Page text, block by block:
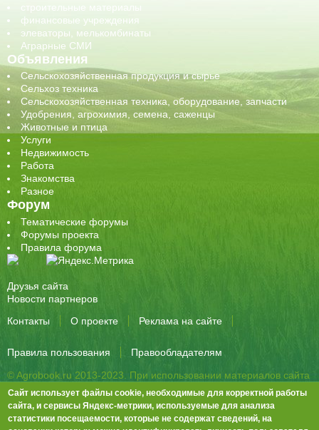
строительные материалы
финансовые учреждения
элеваторы, мелькомбинаты
Аграрные СМИ
Объявления
Сельскохозяйственная продукция и сырье
Сельхоз техника
Сельскохозяйственная техника, оборудование, запчасти
Удобрения, агрохимия, семена, саженцы
Животные и птица
Услуги
Недвижимость
Работа
Знакомства
Разное
Форум
Тематические форумы
Форумы проекта
Правила форума
Друзья сайта
Новости партнеров
Контакты
О проекте Реклама на сайте
Правила пользования
Правообладателям
© Agrobook.ru 2013-2023. При использовании материалов сайта
активная ссылка на публикацию обязательна.
344000, Ростов-на-Дону, ул. Города Волос, д.6, 8 этаж, офис 803
Тел./факс: +7 (863) 282-83-13 e-mail:info@agrobook.ru
Сайт использует файлы cookie, необходимые для корректной работы
сайта, и сервисы Яндекс-метрики, используемые для анализа
статистики посещаемости, которые не содержат сведений, на